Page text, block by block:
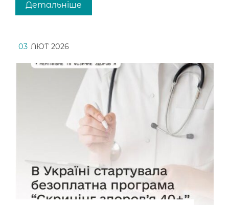
Детальніше
03 ЛЮТ 2026